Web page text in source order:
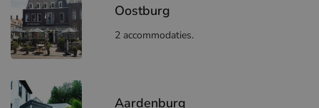
Oostburg
2 accommodaties.
Aardenburg